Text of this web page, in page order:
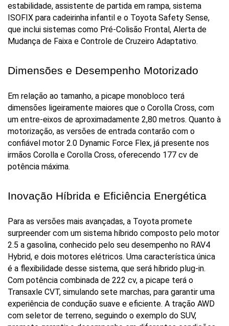
estabilidade, assistente de partida em rampa, sistema
ISOFIX para cadeirinha infantil e o Toyota Safety Sense,
que inclui sistemas como Pré-Colisão Frontal, Alerta de
Mudança de Faixa e Controle de Cruzeiro Adaptativo.
Dimensões e Desempenho Motorizado
Em relação ao tamanho, a picape monobloco terá
dimensões ligeiramente maiores que o Corolla Cross, com
um entre-eixos de aproximadamente 2,80 metros. Quanto à
motorização, as versões de entrada contarão com o
confiável motor 2.0 Dynamic Force Flex, já presente nos
irmãos Corolla e Corolla Cross, oferecendo 177 cv de
potência máxima.
Inovação Híbrida e Eficiência Energética
Para as versões mais avançadas, a Toyota promete
surpreender com um sistema híbrido composto pelo motor
2.5 a gasolina, conhecido pelo seu desempenho no RAV4
Hybrid, e dois motores elétricos. Uma característica única
é a flexibilidade desse sistema, que será híbrido plug-in.
Com potência combinada de 222 cv, a picape terá o
Transaxle CVT, simulando sete marchas, para garantir uma
experiência de condução suave e eficiente. A tração AWD
com seletor de terreno, seguindo o exemplo do SUV,